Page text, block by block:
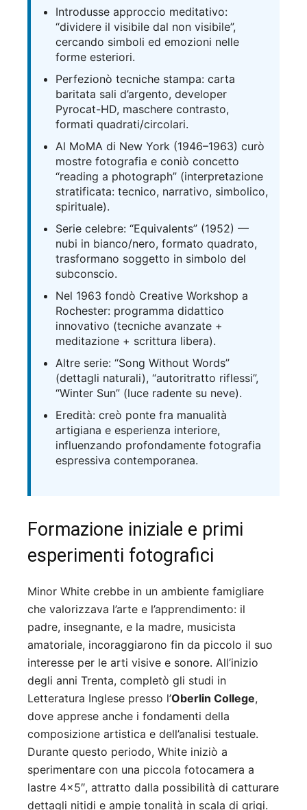
Introdusse approccio meditativo:
“dividere il visibile dal non visibile”,
cercando simboli ed emozioni nelle
forme esteriori.
Perfezionò tecniche stampa: carta
baritata sali d’argento, developer
Pyrocat-HD, maschere contrasto,
formati quadrati/circolari.
Al MoMA di New York (1946–1963) curò
mostre fotografia e coniò concetto
“reading a photograph” (interpretazione
stratificata: tecnico, narrativo, simbolico,
spirituale).
Serie celebre: “Equivalents” (1952) —
nubi in bianco/nero, formato quadrato,
trasformano soggetto in simbolo del
subconscio.
Nel 1963 fondò Creative Workshop a
Rochester: programma didattico
innovativo (tecniche avanzate +
meditazione + scrittura libera).
Altre serie: “Song Without Words”
(dettagli naturali), “autoritratto riflessi”,
“Winter Sun” (luce radente su neve).
Eredità: creò ponte fra manualità
artigiana e esperienza interiore,
influenzando profondamente fotografia
espressiva contemporanea.
Formazione iniziale e primi
esperimenti fotografici
Minor White crebbe in un ambiente famigliare
che valorizzava l’arte e l’apprendimento: il
padre, insegnante, e la madre, musicista
amatoriale, incoraggiarono fin da piccolo il suo
interesse per le arti visive e sonore. All’inizio
degli anni Trenta, completò gli studi in
Letteratura Inglese presso l’Oberlin College,
dove apprese anche i fondamenti della
composizione artistica e dell’analisi testuale.
Durante questo periodo, White iniziò a
sperimentare con una piccola fotocamera a
lastre 4×5″, attratto dalla possibilità di catturare
dettagli nitidi e ampie tonalità in scala di grigi.